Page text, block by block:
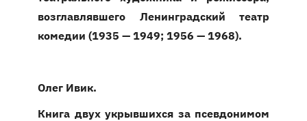
возглавлявшего Ленинградский театр
комедии (1935 — 1949; 1956 — 1968).
Олег Ивик.
Книга двух укрывшихся за псевдонимом